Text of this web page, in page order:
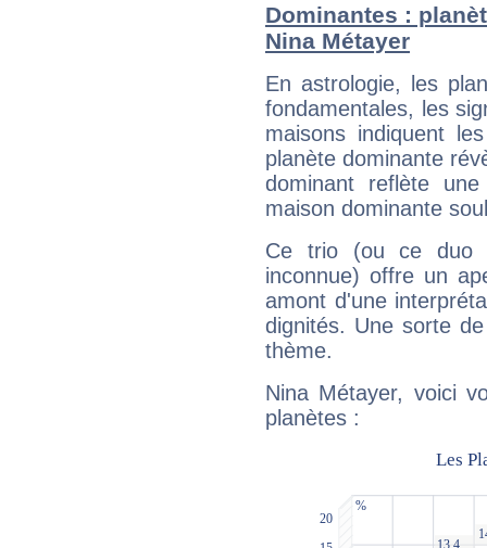
Dominantes :
Nina Métayer
En astrologie, les
fondamentales, les
maisons indiquent
planète dominante
dominant reflète
maison dominante
Ce trio (ou ce duo
inconnue) offre un
amont d'une
dignités. Une sorte
thème.
Nina Métayer, voici
planètes :